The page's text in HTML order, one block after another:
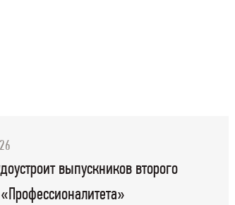
выпускников второго